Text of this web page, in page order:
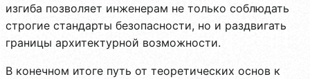
изгиба позволяет инженерам не только соблюдать
строгие стандарты безопасности, но и раздвигать
границы архитектурной возможности.
В конечном итоге путь от теоретических основ к